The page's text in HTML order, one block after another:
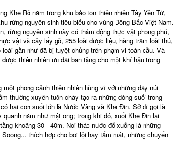
Khe Rỗ nằm trong khu bảo tồn thiên nhiên Tây Yên Tử,
rừng nguyên sinh tiêu biểu cho vùng Đông Bắc Việt Nam.
rừng nguyên sinh này có thảm động thực vật phong phú,
vật và cây lấy gỗ, 255 loài dược liệu, hàng trăm loài thú,
gần như đã bị tuyệt chủng trên phạm vi toàn cầu. Và
thiên nhiên ưu đãi ban tặng cho một khí hậu trong
phong cảnh thiên nhiên hùng vĩ với những dãy núi
thường xuyên tuôn chảy tạo ra những dòng suối trong
hai con suối lớn là Nước Vàng và Khe Đin. Sở dĩ gọi là
năm như mật ong; trong khi đó, suối Khe Đin lại
khoảng 30 - 40m. Nơi thác nước đổ xuống là những
thích hợp cho bơi lội hay tắm mát, những chuyến